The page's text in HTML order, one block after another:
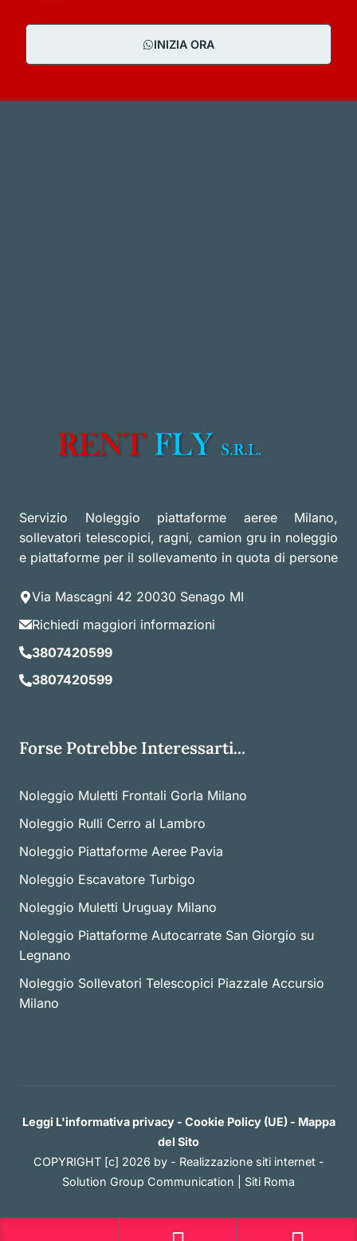
INIZIA ORA
Servizio Noleggio piattaforme aeree Milano,
sollevatori telescopici, ragni, camion gru in noleggio
e piattaforme per il sollevamento in quota di persone
Via Mascagni 42 20030 Senago MI
Richiedi maggiori informazioni
3807420599
3807420599
Forse Potrebbe Interessarti...
Noleggio Muletti Frontali Gorla Milano
Noleggio Rulli Cerro al Lambro
Noleggio Piattaforme Aeree Pavia
Noleggio Escavatore Turbigo
Noleggio Muletti Uruguay Milano
Noleggio Piattaforme Autocarrate San Giorgio su
Legnano
Noleggio Sollevatori Telescopici Piazzale Accursio
Milano
Leggi L'informativa privacy- Cookie Policy (UE)- Mappa
del Sito
COPYRIGHT [c] 2026 by - Realizzazione siti internet-
Solution Group Communication
Siti Roma